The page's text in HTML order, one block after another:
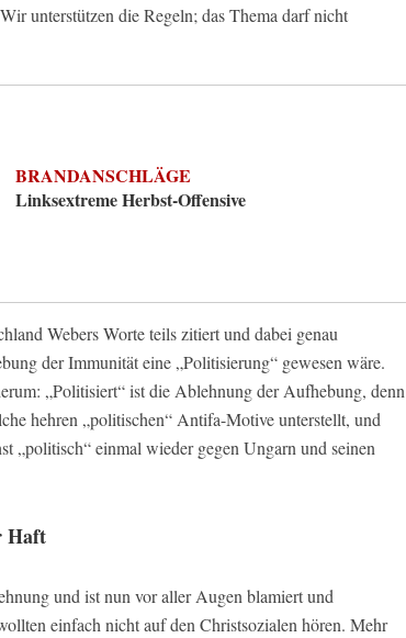
unterstützen die Regeln; das Thema darf nicht
BRANDANSCHLÄGE
Linksextreme Herbst-Offensive
Webers Worte teils zitiert und dabei genau
der Immunität eine „Politisierung“ gewesen wäre.
„Politisiert“ ist die Ablehnung der Aufhebung, denn
hehren „politischen“ Antifa-Motive unterstellt, und
„politisch“ einmal wieder gegen Ungarn und seinen
Haft
und ist nun vor aller Augen blamiert und
einfach nicht auf den Christsozialen hören. Mehr